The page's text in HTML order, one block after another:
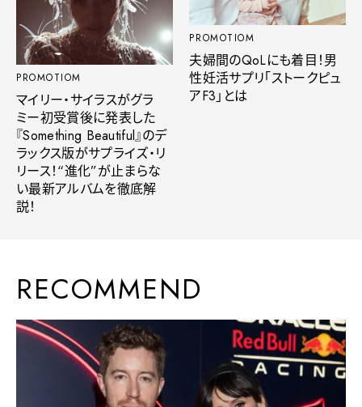
PROMOTIOM
マイリー・サイラスがグラ
ミー初受賞後に発表した
『Something Beautiful』のデ
ラックス版がサプライズ・リ
リース！“進化”が止まらな
い最新アルバムを徹底解
説！
PROMOTIOM
夫婦間のQoLにも着目！男
性妊活サプリ「ストークピュ
アF3」とは
RECOMMEND